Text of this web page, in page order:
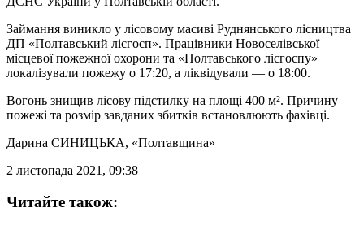
Займання виникло у лісовому масиві Руднянського лісництва
ДП «Полтавський лісгосп». Працівники Новоселівської
місцевої пожежної охорони та «Полтавського лісгоспу»
локалізували пожежу о 17:20, а ліквідували — о 18:00.
Вогонь знищив лісову підстилку на площі 400 м². Причину
пожежі та розмір завданих збитків встановлюють фахівці.
Дарина СИНИЦЬКА, «Полтавщина»
2 листопада 2021, 09:38
Читайте також: